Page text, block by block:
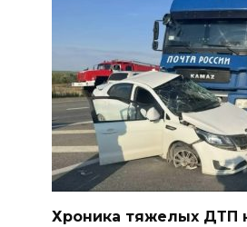
Хроника тяжелых ДТП